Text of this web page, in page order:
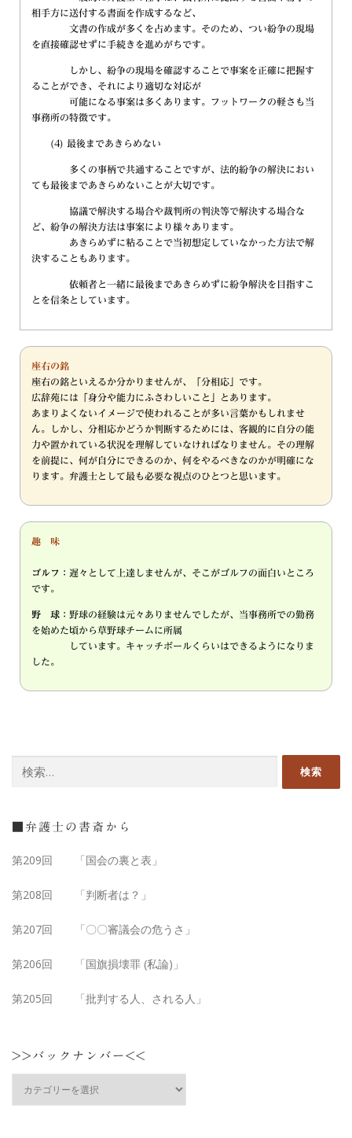
相手方に送付する書面を作成するなど、
文書の作成が多くを占めます。そのため、つい紛争の現場
を直接確認せずに手続きを進めがちです。
しかし、紛争の現場を確認することで事案を正確に把握す
ることができ、それにより適切な対応が
可能になる事案は多くあります。フットワークの軽さも当
事務所の特徴です。
(4) 最後まであきらめない
多くの事柄で共通することですが、法的紛争の解決におい
ても最後まであきらめないことが大切です。
協議で解決する場合や裁判所の判決等で解決する場合な
ど、紛争の解決方法は事案により様々あります。
あきらめずに粘ることで当初想定していなかった方法で解
決することもあります。
依頼者と一緒に最後まであきらめずに紛争解決を目指すこ
とを信条としています。
座右の銘
座右の銘といえるか分かりませんが、「分相応」です。
広辞苑には「身分や能力にふさわしいこと」とあります。
あまりよくないイメージで使われることが多い言葉かもしれませ
ん。しかし、分相応かどうか判断するためには、客観的に自分の能
力や置かれている状況を理解していなければなりません。その理解
を前提に、何が自分にできるのか、何をやるべきなのかが明確にな
ります。弁護士として最も必要な視点のひとつと思います。
趣 味
ゴルフ： 遅々として上達しませんが、そこがゴルフの面白いところ
です。
野 球： 野球の経験は元々ありませんでしたが、当事務所での勤務
を始めた頃から草野球チームに所属
しています。キャッチボールくらいはできるようになりま
した。
■弁護士の書斎から
第209回 「国会の裏と表」
第208回 「判断者は？」
第207回 「〇〇審議会の危うさ」
第206回 「国旗損壊罪 (私論)」
第205回 「批判する人、される人」
>>バックナンバー<<